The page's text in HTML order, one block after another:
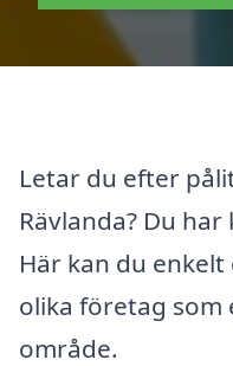
Letar du efter
Rävlanda? Du
Här kan du
olika företag
område.